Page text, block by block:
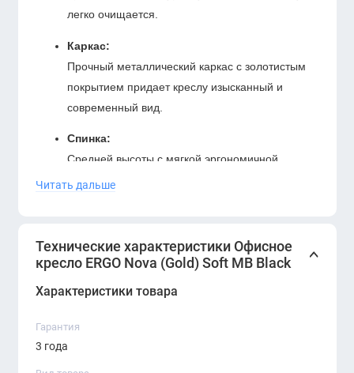
легко очищается.
Каркас:
Прочный металлический каркас с золотистым
покрытием придает креслу изысканный и
современный вид.
Спинка:
Средней высоты с мягкой эргономичной
поддержкой спины для предотвращения
Фиксированные подлокотники с мягкими
накладками обеспечивают удобство и
поддержку рук.
Основание:
Читать дальше
Технические характеристики Офисное
кресло ERGO Nova (Gold) Soft MB Black
Характеристики товара
Гарантия
3 года